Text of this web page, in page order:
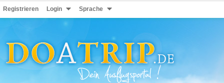
Registrieren Login Sprache